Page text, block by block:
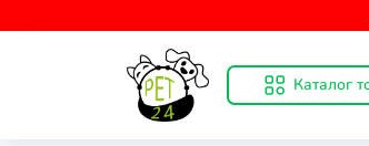
Каталог